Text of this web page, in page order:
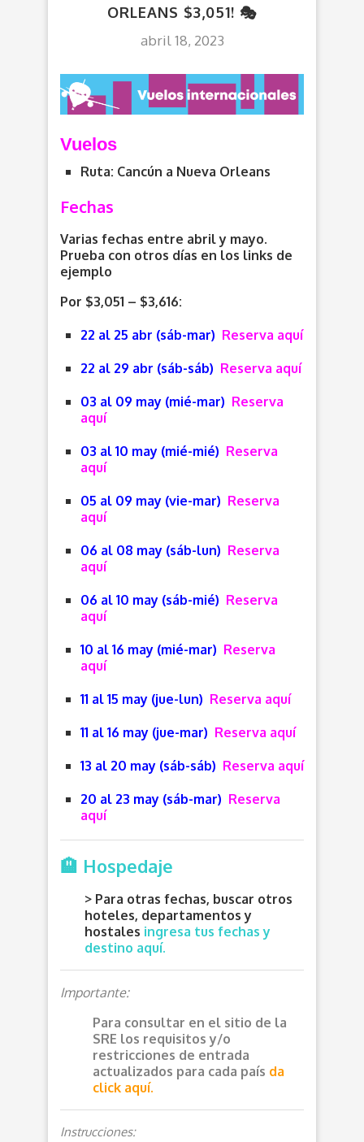
ORLEANS $3,051! 🎭
abril 18, 2023
Vuelos
Ruta: Cancún a Nueva Orleans
Fechas
Varias fechas entre abril y mayo.
Prueba con otros días en los links de
ejemplo
Por $3,051 – $3,616:
22 al 25 abr (sáb-mar) Reserva aquí
22 al 29 abr (sáb-sáb) Reserva aquí
03 al 09 may (mié-mar) Reserva
aquí
03 al 10 may (mié-mié) Reserva
aquí
05 al 09 may (vie-mar) Reserva
aquí
06 al 08 may (sáb-lun) Reserva
aquí
06 al 10 may (sáb-mié) Reserva
aquí
10 al 16 may (mié-mar) Reserva
aquí
11 al 15 may (jue-lun) Reserva aquí
11 al 16 may (jue-mar) Reserva aquí
13 al 20 may (sáb-sáb) Reserva aquí
20 al 23 may (sáb-mar) Reserva
aquí
🏨 Hospedaje
> Para otras fechas, buscar otros
hoteles, departamentos y
hostales ingresa tus fechas y
destino aquí.
Importante:
Para consultar en el sitio de la
SRE los requisitos y/o
restricciones de entrada
actualizados para cada país da
click aquí.
Instrucciones: